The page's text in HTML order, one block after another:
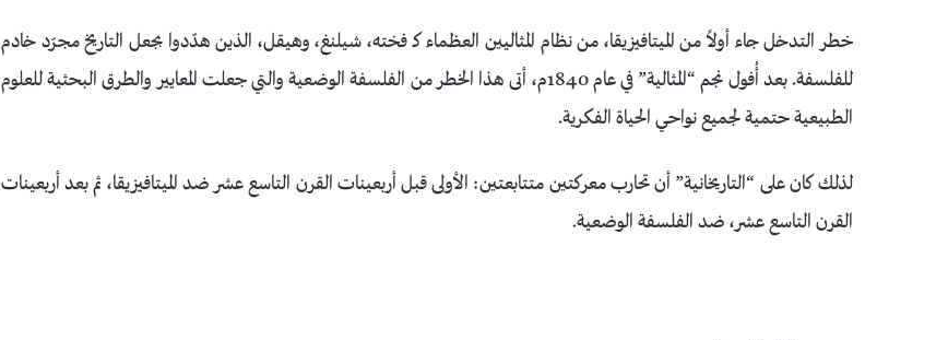
خطر التدخل جاء أولاً من الميتافيزيقا، من نظام المثاليين العظماء كـ فخته، شيلنغ، وهيقل، الذين هدّدوا بجعل التاريخ مجرّد خادم
للفلسفة. بعد أُفول نجم “المثالية” في عام 1840م، أتى هذا الخطر من الفلسفة الوضعية والتي جعلت المعايير والطرق البحثية للعلوم
الطبيعية حتمية لجميع نواحي الحياة الفكرية.
لذلك كان على “التاريخانية” أن تحارب معركتين متتابعتين: الأولى قبل أربعينات القرن التاسع عشر ضد الميتافيزيقا، ثم بعد أربعينات
القرن التاسع عشر، ضد الفلسفة الوضعية.